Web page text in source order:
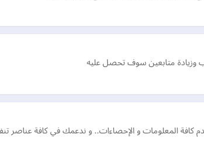
وزيادة متابعين سوف تحصل عليه
كافة المعلومات و الإحصاءات.. و ندعمك في كافة عناصر